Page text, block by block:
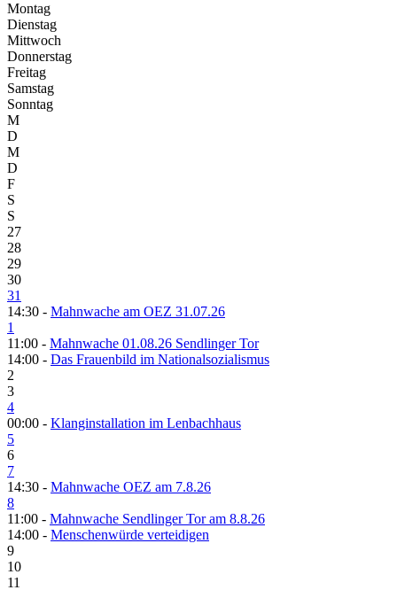
Montag
Dienstag
Mittwoch
Donnerstag
Freitag
Samstag
Sonntag
M
D
M
D
F
S
S
27
28
29
30
31
14:30 - Mahnwache am OEZ 31.07.26
1
11:00 - Mahnwache 01.08.26 Sendlinger Tor
14:00 - Das Frauenbild im Nationalsozialismus
2
3
4
00:00 - Klanginstallation im Lenbachhaus
5
6
7
14:30 - Mahnwache OEZ am 7.8.26
8
11:00 - Mahnwache Sendlinger Tor am 8.8.26
14:00 - Menschenwürde verteidigen
9
10
11